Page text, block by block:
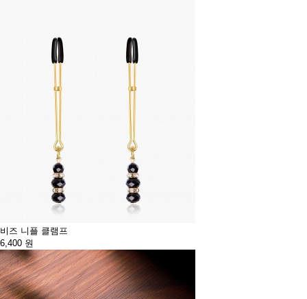
비즈 니플 클램프
6,400 원